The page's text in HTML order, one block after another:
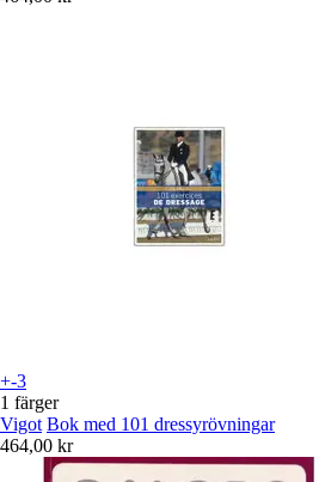
+-3
1 färger
Vigot Bok med 101 dressyrövningar
464,00 kr